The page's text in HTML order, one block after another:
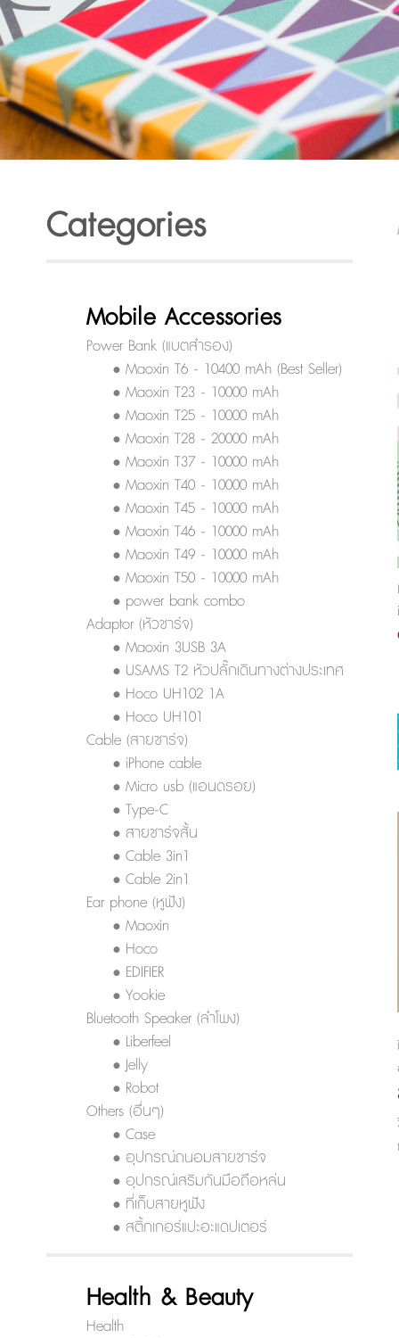
Categories
Mobile Accessories
Power Bank (แบตสำรอง)
• Maoxin T6 - 10400 mAh (Best Seller)
• Maoxin T23 - 10000 mAh
• Maoxin T25 - 10000 mAh
• Maoxin T28 - 20000 mAh
• Maoxin T37 - 10000 mAh
• Maoxin T40 - 10000 mAh
• Maoxin T45 - 10000 mAh
• Maoxin T46 - 10000 mAh
• Maoxin T49 - 10000 mAh
• Maoxin T50 - 10000 mAh
• power bank combo
Adaptor (หัวชาร์จ)
• Maoxin 3USB 3A
• USAMS T2 หัวปลั๊กเดินทางต่างประเทศ
• Hoco UH102 1A
• Hoco UH101
Cable (สายชาร์จ)
• iPhone cable
• Micro usb (แอนดรอย)
• Type-C
• สายชาร์จสั้น
• Cable 3in1
• Cable 2in1
Ear phone (หูฟัง)
• Maoxin
• Hoco
• EDIFIER
• Yookie
Bluetooth Speaker (ลำโพง)
• Liberfeel
• Jelly
• Robot
Others (อื่นๆ)
• Case
• อุปกรณ์ถนอมสายชาร์จ
• อุปกรณ์เสริมกันมือถือหล่น
• ที่เก็บสายหูฟัง
• สติ้กเกอร์แปะอะแดปเตอร์
Health & Beauty
Health